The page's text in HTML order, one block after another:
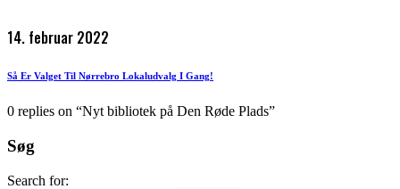
14. februar 2022
Så Er Valget Til Nørrebro Lokaludvalg I Gang!
0 replies on “Nyt bibliotek på Den Røde Plads”
Søg
Search for: